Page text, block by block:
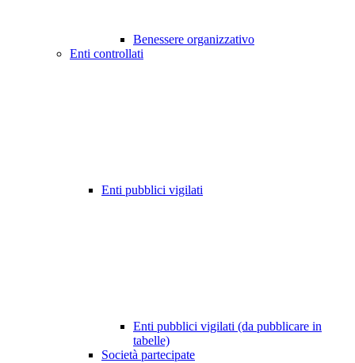
Benessere organizzativo
Enti controllati
Enti pubblici vigilati
Enti pubblici vigilati (da pubblicare in
tabelle)
Società partecipate